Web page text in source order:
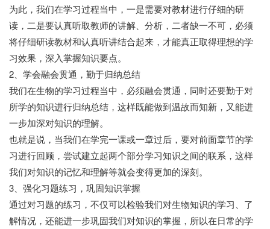
为此，我们在学习过程当中，一是需要对教材进行仔细的研
读，二是要认真听取教师的讲解、分析，二者缺一不可，必须
将仔细研读教材和认真听讲结合起来，才能真正取得理想的学
习效果，深入掌握知识要点。
2、学会融会贯通，勤于归纳总结
我们在生物的学习过程当中，必须融会贯通，同时还要勤于对
所学的知识进行归纳总结，这样既能做到温故而知新，又能进
一步加深对知识的理解。
也就是说，当我们在学完一课或一章过后，要对前面章节的学
习进行回顾，尝试建立起两个部分学习知识之间的联系，这样
我们对知识的记忆和理解等就会变得更加的深刻。
3、强化习题练习，巩固知识掌握
通过对习题的练习，不仅可以检验我们对生物知识的学习、了
解情况，还能进一步巩固我们对知识的掌握，所以在日常的学